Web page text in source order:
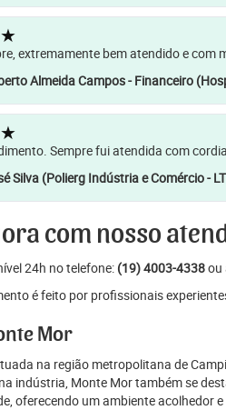
extremamente bem atendido e
Almeida Campos - Financeiro
Sempre fui atendida com
Silva (Polierg Indústria e Comércio -
com nosso
24h no telefone: (19) 4003-4338ou
é feito por profissionais
Mor
na região metropolitana de
indústria, Monte Mor também se
oferecendo um ambiente acolhedor